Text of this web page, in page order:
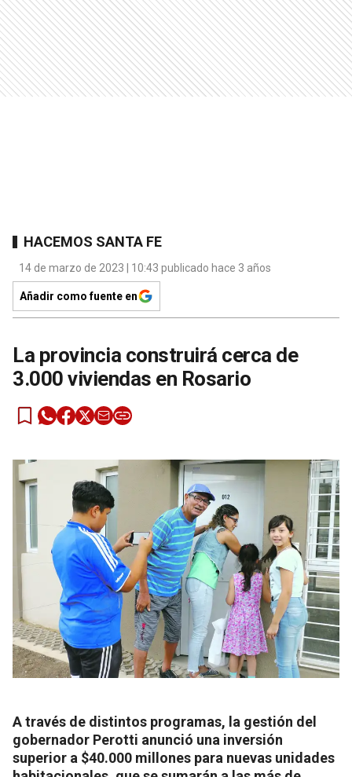
HACEMOS SANTA FE
14 de marzo de 2023 | 10:43 publicado hace 3 años
Añadir como fuente en
La provincia construirá cerca de
3.000 viviendas en Rosario
A través de distintos programas, la gestión del
gobernador Perotti anunció una inversión
superior a $40.000 millones para nuevas unidades